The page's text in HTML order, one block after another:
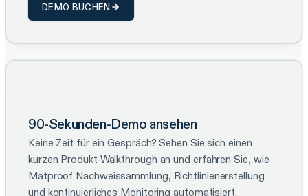
DEMO BUCHEN
90-Sekunden-Demo ansehen
Keine Zeit für ein Gespräch? Sehen Sie sich einen
kurzen Produkt-Walkthrough an und erfahren Sie, wie
Matproof Nachweissammlung, Richtlinienerstellung
und kontinuierliches Monitoring automatisiert.